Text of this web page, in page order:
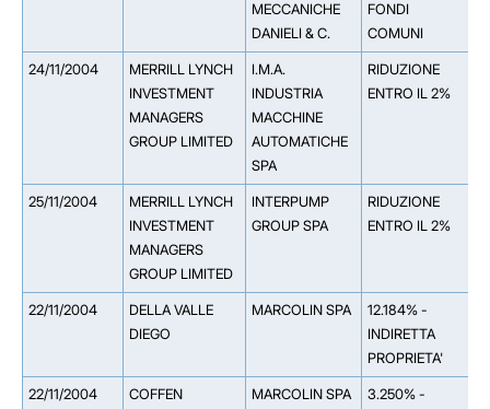
MECCANICHE
DANIELI & C.
FONDI
COMUNI
24/11/2004
MERRILL LYNCH
INVESTMENT
MANAGERS
GROUP LIMITED
I.M.A.
INDUSTRIA
MACCHINE
AUTOMATICHE
SPA
RIDUZIONE
ENTRO IL 2%
25/11/2004
MERRILL LYNCH
INVESTMENT
MANAGERS
GROUP LIMITED
INTERPUMP
GROUP SPA
RIDUZIONE
ENTRO IL 2%
22/11/2004
DELLA VALLE
DIEGO
MARCOLIN SPA
12.184% -
INDIRETTA
PROPRIETA'
22/11/2004
COFFEN
MARCOLIN SPA
3.250% -